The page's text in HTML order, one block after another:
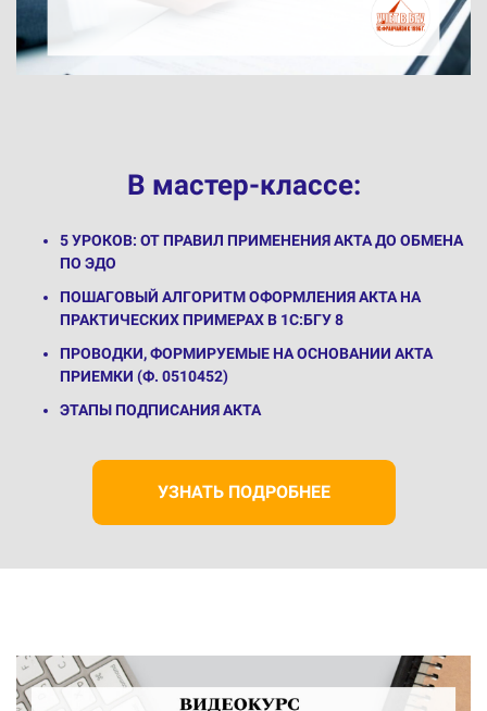
В мастер-классе:
5 УРОКОВ: ОТ ПРАВИЛ ПРИМЕНЕНИЯ АКТА ДО ОБМЕНА
ПО ЭДО
ПОШАГОВЫЙ АЛГОРИТМ ОФОРМЛЕНИЯ АКТА НА
ПРАКТИЧЕСКИХ ПРИМЕРАХ В 1С:БГУ 8
ПРОВОДКИ, ФОРМИРУЕМЫЕ НА ОСНОВАНИИ АКТА
ПРИЕМКИ (Ф. 0510452)
ЭТАПЫ ПОДПИСАНИЯ АКТА
УЗНАТЬ ПОДРОБНЕЕ